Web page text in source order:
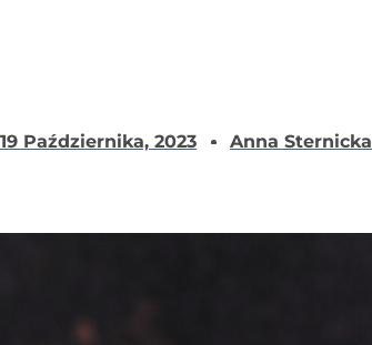
19 Października, 2023 Anna Sternicka